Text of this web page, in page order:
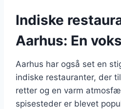
Indiske
Aarhus: En
Aarhus har også set en
indiske restauranter, der
retter og en varm
spisesteder er blevet